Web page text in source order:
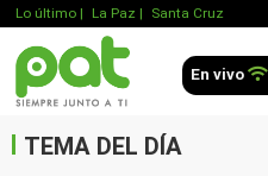
Lo último | La Paz | Santa Cruz
En vivo
TEMA DEL DÍA
.